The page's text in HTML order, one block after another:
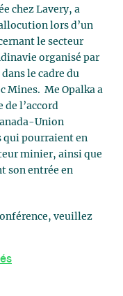
chez Lavery, a
lors d’un
le secteur
organisé par
le cadre du
Mines. Me Opalka a
de l’accord
Union
qui pourraient en
minier, ainsi que
son entrée en
veuillez